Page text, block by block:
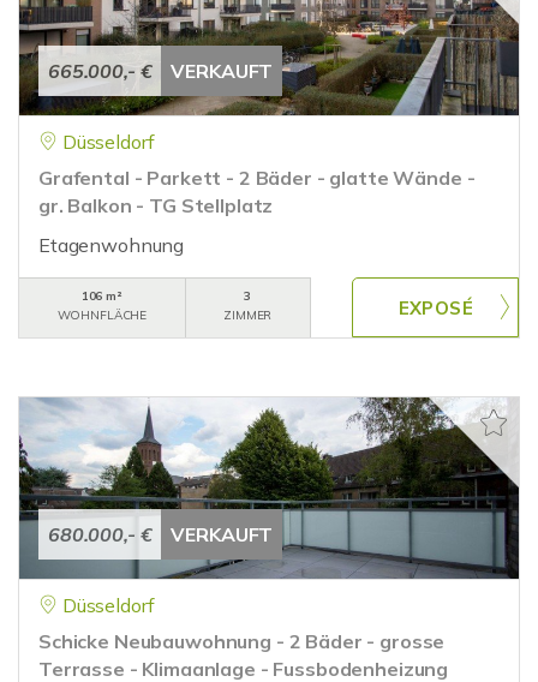
665.000,- € VERKAUFT
Düsseldorf
Grafental - Parkett - 2 Bäder - glatte Wände -
gr. Balkon - TG Stellplatz
Etagenwohnung
106 m²
WOHNFLÄCHE
3
ZIMMER
680.000,- € VERKAUFT
Düsseldorf
Schicke Neubauwohnung - 2 Bäder - grosse
Terrasse - Klimaanlage - Fussbodenheizung